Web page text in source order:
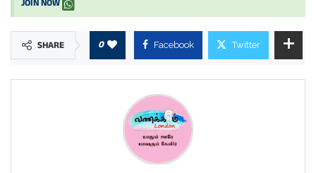
JOIN NOW
SHARE 0 Facebook Twitter